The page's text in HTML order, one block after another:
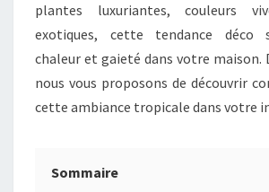
plantes luxuriantes, couleurs
exotiques, cette tendance déco
chaleur et gaieté dans votre maison.
nous vous proposons de découvrir
cette ambiance tropicale dans votre
Sommaire